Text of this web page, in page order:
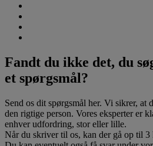
Fandt du ikke det, du
et spørgsmål?
Send os dit spørgsmål her. Vi sikrer, at
den rigtige person. Vores eksperter er
enhver udfordring, stor eller lille.
Når du skriver til os, kan der gå op til 3